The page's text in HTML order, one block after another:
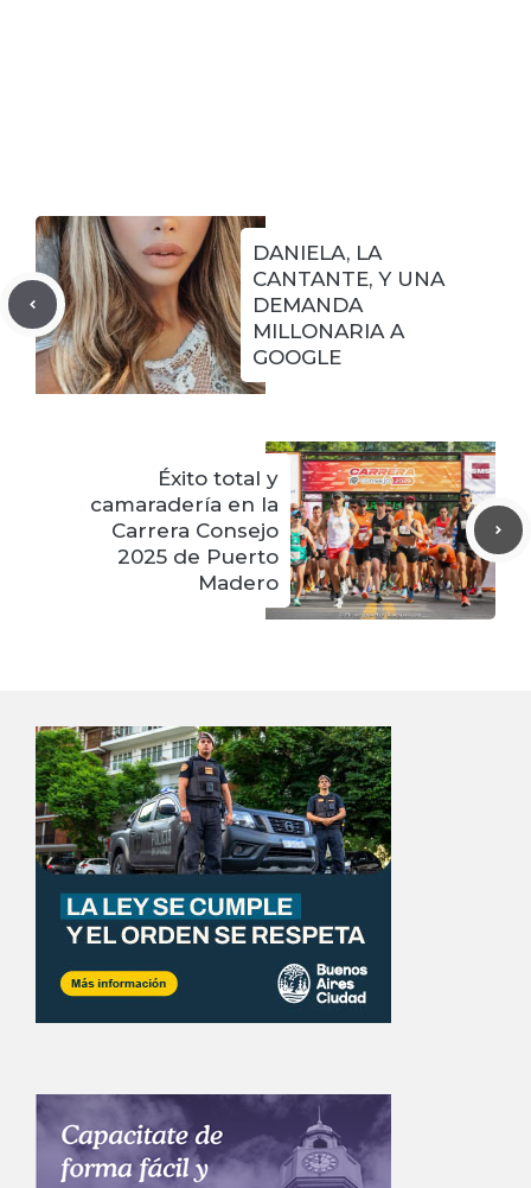
DANIELA, LA
CANTANTE, Y UNA
DEMANDA
MILLONARIA A
GOOGLE
Éxito total y
camaradería en la
Carrera Consejo
2025 de Puerto
Madero